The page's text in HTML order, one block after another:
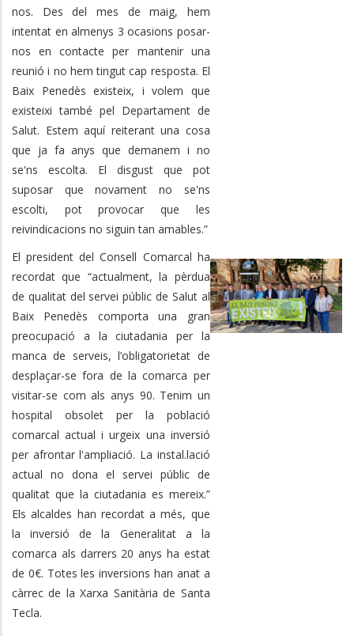
nos. Des del mes de maig, hem
intentat en almenys 3 ocasions posar-
nos en contacte per mantenir una
reunió i no hem tingut cap resposta. El
Baix Penedès existeix, i volem que
existeixi també pel Departament de
Salut. Estem aquí reiterant una cosa
que ja fa anys que demanem i no
se'ns escolta. El disgust que pot
suposar que novament no se'ns
escolti, pot provocar que les
reivindicacions no siguin tan amables.”
El president del Consell Comarcal ha
recordat que “actualment, la pèrdua
de qualitat del servei públic de Salut al
Baix Penedès comporta una gran
preocupació a la ciutadania per la
manca de serveis, l’obligatorietat de
desplaçar-se fora de la comarca per
visitar-se com als anys 90. Tenim un
hospital obsolet per la població
comarcal actual i urgeix una inversió
per afrontar l'ampliació. La instal.lació
actual no dona el servei públic de
qualitat que la ciutadania es mereix.”
Els alcaldes han recordat a més, que
la inversió de la Generalitat a la
comarca als darrers 20 anys ha estat
de 0€. Totes les inversions han anat a
càrrec de la Xarxa Sanitària de Santa
Tecla.